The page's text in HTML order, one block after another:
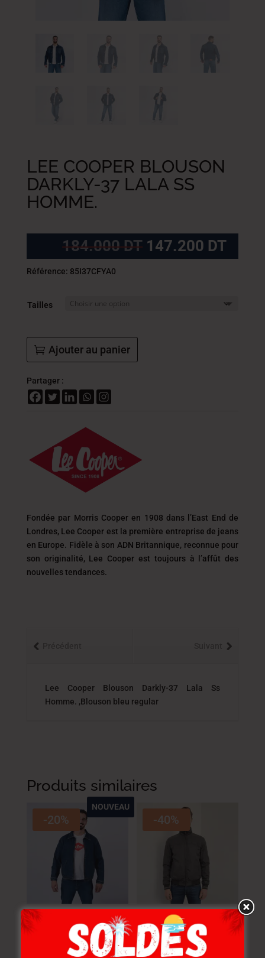
LEE COOPER BLOUSON
DARKLY-37 LALA SS
HOMME.
184.000DT Le
prix
147.200 DTLe
prix
Référence: 85I37CFYA0
Tailles
Ajouter au panier
Partager :
Fondée par Morris Cooper en 1908 dans l’East End de
Londres, Lee Cooper est la première entreprise de jeans
en Europe. Fidèle à son ADN Britannique, reconnue pour
son originalité, Lee Cooper est toujours à l’affût des
nouvelles tendances.
Lee Cooper Blouson Darkly-37 Lala Ss
Homme. ,Blouson bleu regular
Produits similaires
-20%
NOUVEAU
Lee Cooper Blouson
Denim MAXON-05
RETTY Homme
-40%
Lee Cooper Blouson
TOILE-10 LC46004
Homme